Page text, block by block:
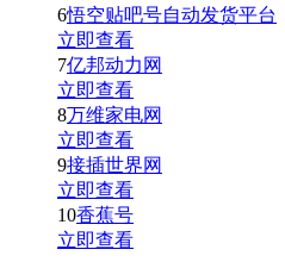
6悟空贴吧号自动发货平台
立即查看
7亿邦动力网
立即查看
8万维家电网
立即查看
9接插世界网
立即查看
10香蕉号
立即查看